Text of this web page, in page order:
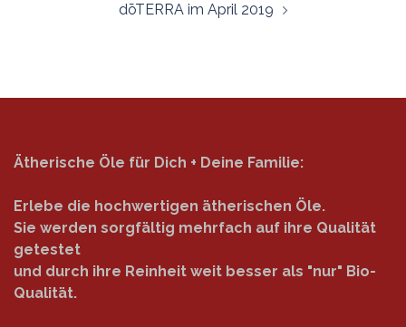
dōTERRA im April 2019
Ätherische Öle für Dich + Deine Familie:
Erlebe die hochwertigen ätherischen Öle.
Sie werden sorgfältig mehrfach auf ihre Qualität
getestet
und durch ihre Reinheit weit besser als "nur" Bio-
Qualität.